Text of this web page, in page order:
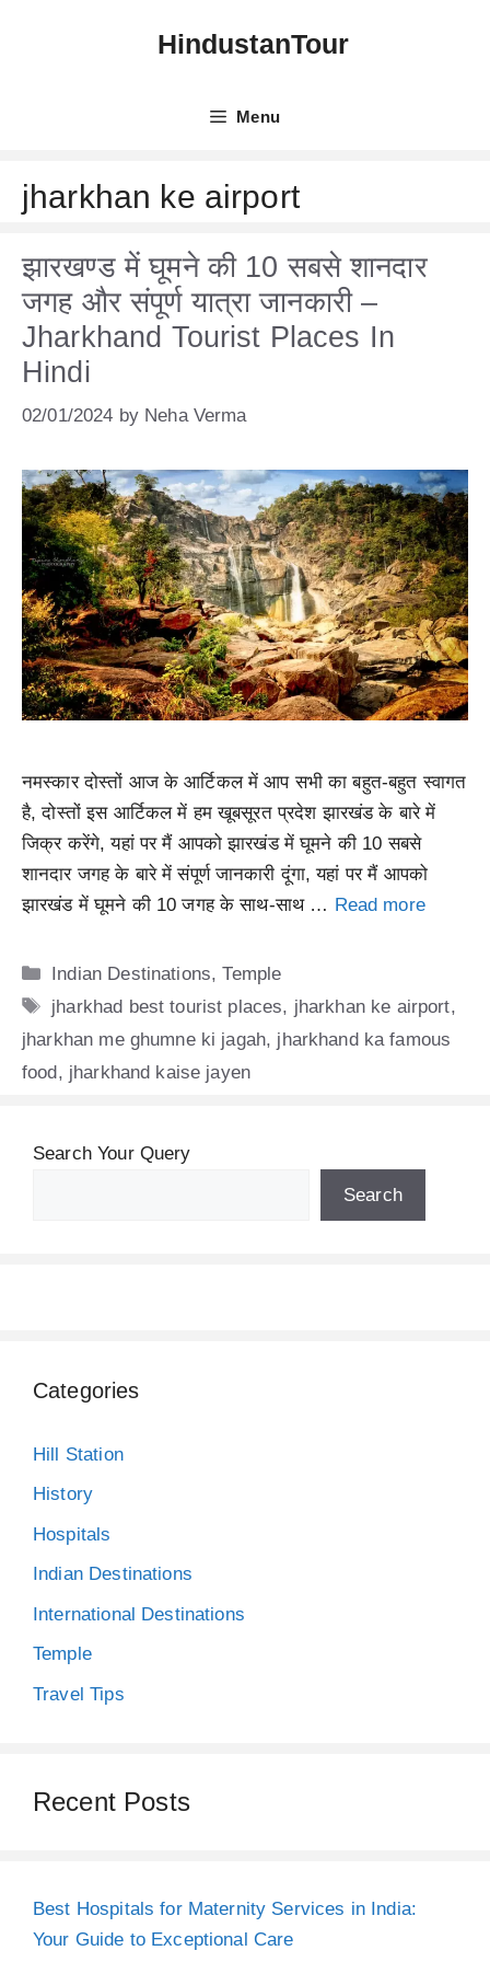
HindustanTour
Menu
jharkhan ke airport
झारखण्ड में घूमने की 10 सबसे शानदार
जगह और संपूर्ण यात्रा जानकारी –
Jharkhand Tourist Places In
Hindi
02/01/2024 by Neha Verma
नमस्कार दोस्तों आज के आर्टिकल में आप सभी का बहुत-बहुत स्वागत
है, दोस्तों इस आर्टिकल में हम खूबसूरत प्रदेश झारखंड के बारे में
जिक्र करेंगे, यहां पर मैं आपको झारखंड में घूमने की 10 सबसे
शानदार जगह के बारे में संपूर्ण जानकारी दूंगा, यहां पर मैं आपको
झारखंड में घूमने की 10 जगह के साथ-साथ … Read more
Categories
Indian Destinations,Temple
Tags
jharkhad best tourist places, jharkhan ke airport,
jharkhan me ghumne ki jagah, jharkhand ka famous
food, jharkhand kaise jayen
Search Your Query
Search
Categories
Hill Station
History
Hospitals
Indian Destinations
International Destinations
Temple
Travel Tips
Recent Posts
Best Hospitals for Maternity Services in India:
Your Guide to Exceptional Care